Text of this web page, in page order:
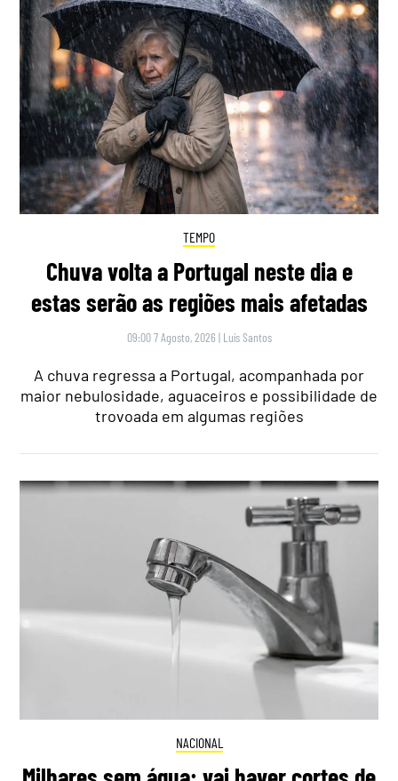
TEMPO
Chuva volta a Portugal neste dia e
estas serão as regiões mais afetadas
09:00 7 Agosto, 2026 | Luís Santos
A chuva regressa a Portugal, acompanhada por
maior nebulosidade, aguaceiros e possibilidade de
trovoada em algumas regiões
NACIONAL